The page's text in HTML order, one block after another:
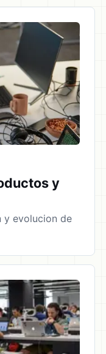
y
y evolucion de